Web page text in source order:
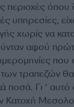
περιοχές όπου
υπηρεσίες,
χωρίς να
αφού
που
των τραπεζών
ποσά. Γι ‘
Κατοχή